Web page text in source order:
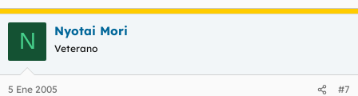
N Nyotai Mori
Veterano
5 Ene 2005 #7